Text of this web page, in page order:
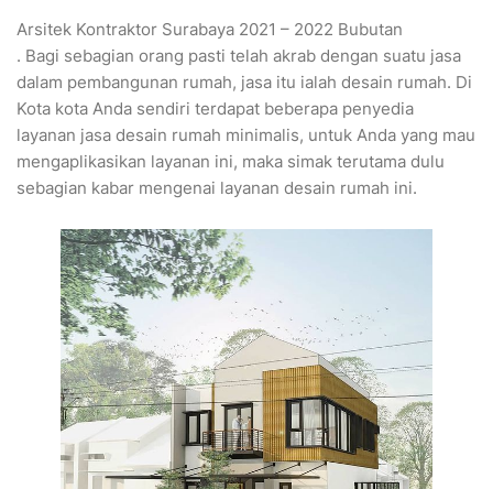
Arsitek Kontraktor Surabaya 2021 – 2022 Bubutan
. Bagi sebagian orang pasti telah akrab dengan suatu jasa
dalam pembangunan rumah, jasa itu ialah desain rumah. Di
Kota kota Anda sendiri terdapat beberapa penyedia
layanan jasa desain rumah minimalis, untuk Anda yang mau
mengaplikasikan layanan ini, maka simak terutama dulu
sebagian kabar mengenai layanan desain rumah ini.